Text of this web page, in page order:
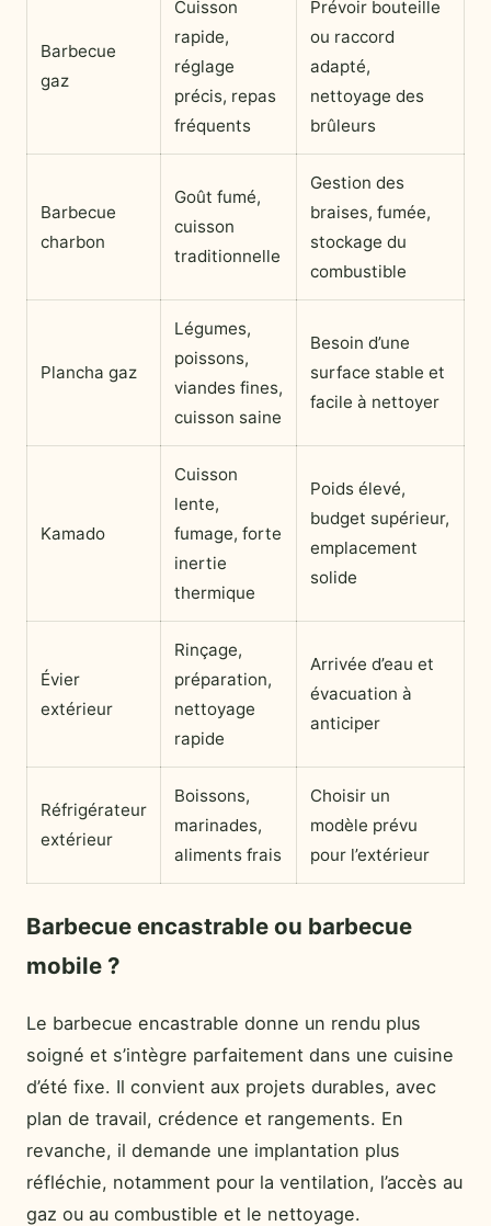
Barbecue
gaz
Cuisson
rapide,
réglage
précis, repas
fréquents
Prévoir bouteille
ou raccord
adapté,
nettoyage des
brûleurs
Barbecue
charbon
Goût fumé,
cuisson
traditionnelle
Gestion des
braises, fumée,
stockage du
combustible
Plancha gaz
Légumes,
poissons,
viandes fines,
cuisson saine
Besoin d’une
surface stable et
facile à nettoyer
Kamado
Cuisson
lente,
fumage, forte
inertie
thermique
Poids élevé,
budget supérieur,
emplacement
solide
Évier
extérieur
Rinçage,
préparation,
nettoyage
rapide
Arrivée d’eau et
évacuation à
anticiper
Réfrigérateur
extérieur
Boissons,
marinades,
aliments frais
Choisir un
modèle prévu
pour l’extérieur
Barbecue encastrable ou barbecue
mobile ?
Le barbecue encastrable donne un rendu plus
soigné et s’intègre parfaitement dans une cuisine
d’été fixe. Il convient aux projets durables, avec
plan de travail, crédence et rangements. En
revanche, il demande une implantation plus
réfléchie, notamment pour la ventilation, l’accès au
gaz ou au combustible et le nettoyage.